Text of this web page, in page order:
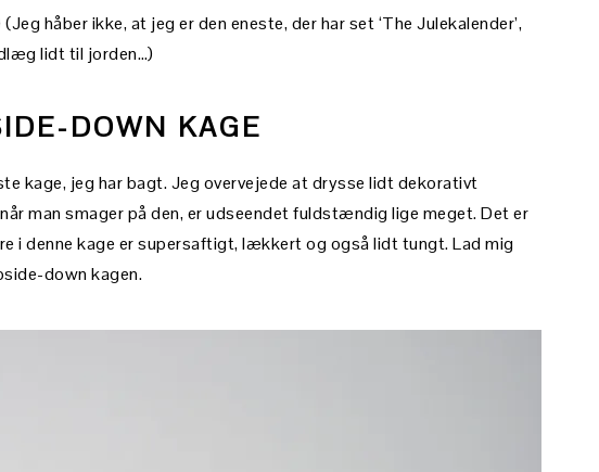
håber ikke, at jeg er den eneste, der har set ‘The Julekalender’,
lidt til jorden…)
DOWN KAGE
kage, jeg har bagt. Jeg overvejede at drysse lidt dekorativt
man smager på den, er udseendet fuldstændig lige meget. Det er
i denne kage er supersaftigt, lækkert og også lidt tungt. Lad mig
down kagen.